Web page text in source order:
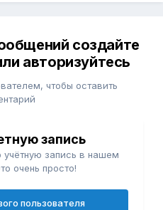
создайте
авторизуйтесь
чтобы оставить
запись
учётную запись в нашем
очень просто!
пользователя